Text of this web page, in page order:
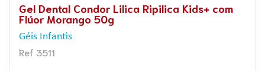
Gel Dental Condor Lilica Ripilica Kids+ com
Flúor Morango 50g
Géis Infantis
Ref 3511